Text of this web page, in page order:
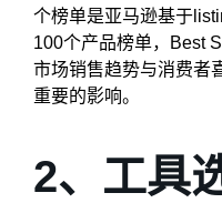
个榜单是亚马逊基于
100个产品榜单，Best
市场销售趋势与消费者
重要的影响。
2、工具